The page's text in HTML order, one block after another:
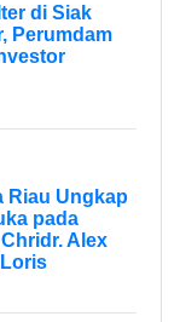
di Siak
Perumdam
Riau Ungkap
pada
Alex